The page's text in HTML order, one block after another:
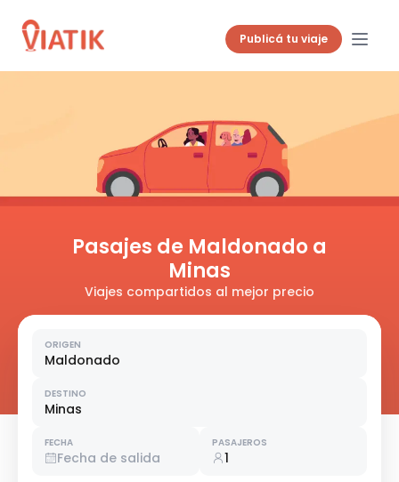
Publicá tu viaje
Pasajes de Maldonado a
Minas
Viajes compartidos al mejor precio
ORIGEN
Maldonado
DESTINO
Minas
FECHA
Fecha de salida
PASAJEROS
1